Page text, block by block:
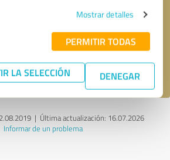
Mostrar detalles
PERMITIR TODAS
LA SELECCIÓN DENEGAR
Enviar reseña
.
| Última actualización: 16.07.2026
Informar de un problema